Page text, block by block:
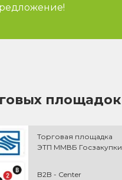
площадок
Торговая площадка
ЭТП ММВБ Госзакупки
B2B - Center